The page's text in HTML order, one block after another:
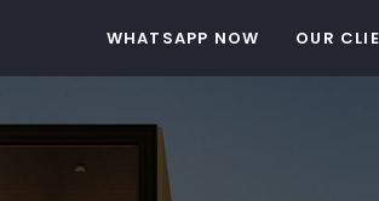
WHATSAPP NOW OUR